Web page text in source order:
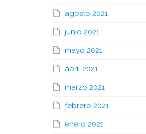
agosto 2021
junio 2021
mayo 2021
abril 2021
marzo 2021
febrero 2021
enero 2021